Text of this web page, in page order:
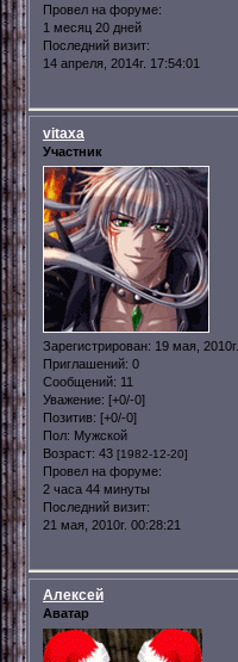
Провел на форуме:
1 месяц 20 дней
Последний визит:
14 апреля, 2014г. 17:54:01
vitaxa
Участник
Зарегистрирован: 19 мая, 2010г.
Приглашений: 0
Сообщений: 11
Уважение: [+0/-0]
Позитив: [+0/-0]
Пол: Мужской
Возраст: 43 [1982-12-20]
Провел на форуме:
2 часа 44 минуты
Последний визит:
21 мая, 2010г. 00:28:21
Алексей
Аватар